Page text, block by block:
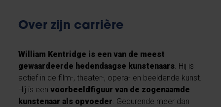
Over zijn carrière
William Kentridge is een van de meest
gewaardeerde hedendaagse kunstenaars. Hij is
actief in de film-, theater-, opera- en beeldende kunst.
Hij is eenvoorbeeldfiguur van de zogenaamde
kunstenaar als opvoeder. Gedurende meer dan